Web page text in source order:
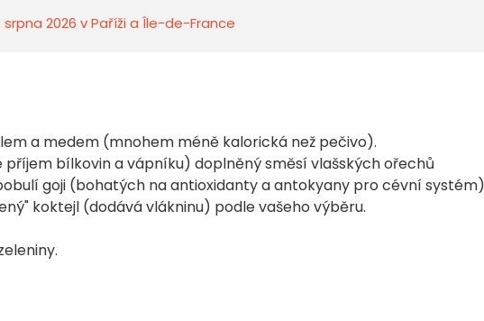
2026 v Paříži a Île-de-France
a medem (mnohem méně kalorická než pečivo).
příjem bílkovin a vápníku) doplněný směsí vlašských ořechů
goji (bohatých na antioxidanty a antokyany pro cévní
koktejl (dodává vlákninu) podle vašeho výběru.